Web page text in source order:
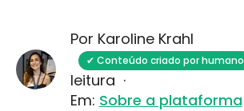
Por Karoline Krahl
✔ Conteúdo criado por humano
leitura ·
Em: Sobre a plataforma